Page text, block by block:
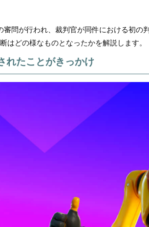
問が行われ、裁判官が同件における初の
はどの様なものとなったかを解説します。
れたことがきっかけ